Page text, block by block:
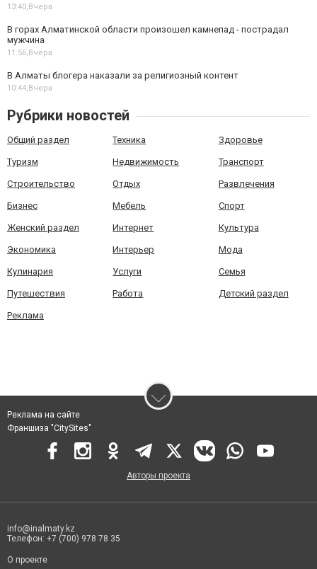
13:40,Вчера
В горах Алматинской области произошел камнепад - пострадал
мужчина
11:56,Вчера
В Алматы блогера наказали за религиозный контент
10:44,Вчера
Рубрики новостей
Общий раздел Техника Здоровье
Туризм Недвижимость Транспорт
Строительство Отдых Развлечения
Бизнес Мебель Спорт
Женский раздел Интернет Культура
Экономика Интерьер Мода
Кулинария Услуги Семья
Путешествия Работа Детский раздел
Реклама
Реклама на сайте
Франшиза "CitySites"
Авторы проекта
info@inalmaty.kz
Телефон: +7 (700) 978 78 35
О проекте